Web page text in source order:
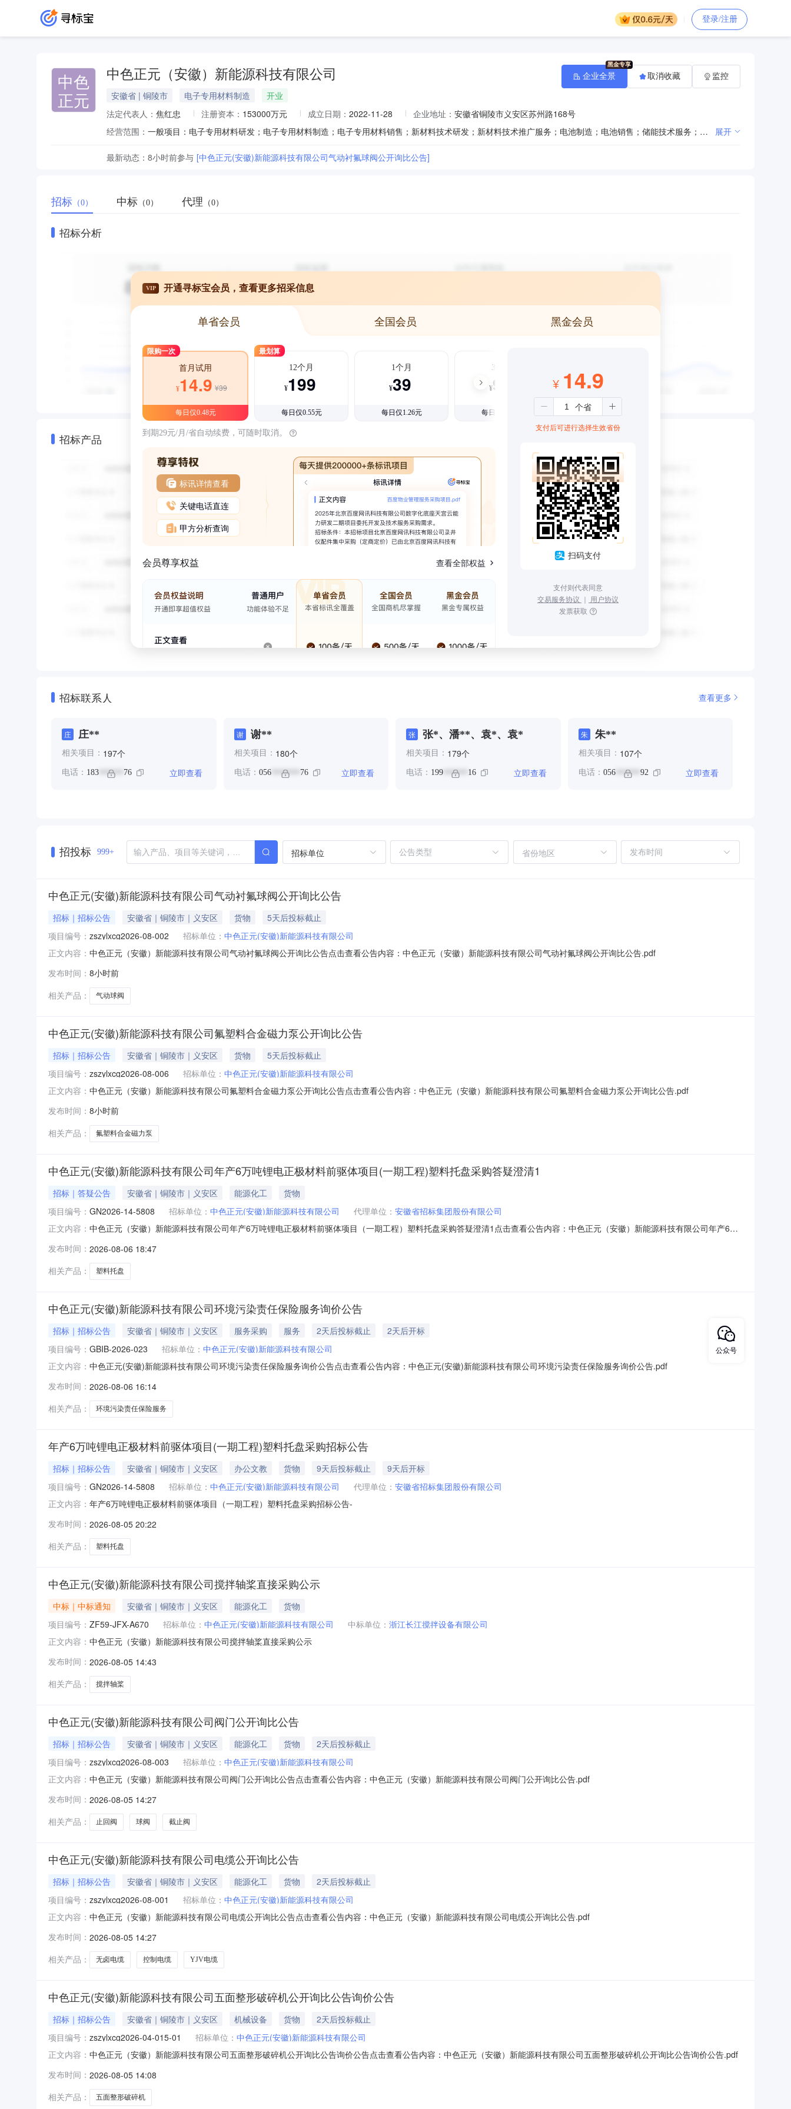
登录/注册
中色
正元
中色正元（安徽）新能源科技有限公司
安徽省 | 铜陵市 电子专用材料制造
开业
法定代表人： 焦红忠 注册资本： 153000万元 成立日期： 2022-11-28 企业地址： 安徽省铜陵市义安区苏州路168号
经营范围：
一般项目：电子专用材料研发；电子专用材料制造；电子专用材料销售；新材料技术研发；新材料技术推广服务；电池制造；电池销售；储能技术服务；技术服务、技术开发、技术咨询、技术交流、技术转让、技术推广；新能源汽车废旧动力蓄电池回收及梯次利用（不含危险废物经营）；基础化学原料制造（不含危险化学品等许可类化学品的制造）；化工产品生产（不含许可类化工产品）；化工产品销售（不含许可类化工产品）；常用有色金属冶炼；高纯元素及化合物销售；技术进出口；货物进出口；供应链管理服务（除许可业务外，可自主依法经营法律法规非禁止或限制的项目）许可项目：新化学物质进口；危险废物经营（依法须经批准的项目，经相关部门批准后方可开展经营活动，具体经营项目以相关部门批准文件或许可证件为准） 展开
最新动态： 8小时前参与 [中色正元(安徽)新能源科技有限公司气动衬氟球阀公开询比公告]
企业全景 取消收藏 监控
招标 （0） 中标 （0） 代理 （0）
招标分析
招标产品
VIP 开通寻标宝会员，查看更多招采信息
单省会员 全国会员 黑金会员
限购一次
首月试用
¥14.9 ¥39
每日仅0.48元
最划算
12个月
¥199
每日仅0.55元
1个月
¥39
每日仅1.26元
3个月
¥99
每日仅1.08元
到期29元/月/省自动续费，可随时取消。
标讯详情查看
关键电话直连
甲方分析查询
会员尊享权益 查看全部权益
¥ 14.9
支付后可进行选择生效省份
扫码支付
支付则代表同意
交易服务协议 ｜ 用户协议
发票获取
招标联系人 查看更多
庄 庄**
相关项目： 197个
电话： 183 ****** 76 立即查看
谢 谢**
相关项目： 180个
电话： 056******* 76 立即查看
张 张*、潘**、袁*、袁*
相关项目： 179个
电话： 199 ****** 16 立即查看
朱 朱**
相关项目： 107个
电话： 056****** 92 立即查看
招投标 999+ 招标单位 省份地区
中色正元(安徽)新能源科技有限公司气动衬氟球阀公开询比公告
招标｜招标公告 安徽省｜铜陵市｜义安区 货物
5天后投标截止
项目编号： zszylxcg2026-08-002 招标单位： 中色正元(安徽)新能源科技有限公司
正文内容： 中色正元（安徽）新能源科技有限公司气动衬氟球阀公开询比公告点击查看公告内容：中色正元（安徽）新能源科技有限公司气动衬氟球阀公开询比公告.pdf
发布时间： 8小时前
相关产品：
气动球阀
中色正元(安徽)新能源科技有限公司氟塑料合金磁力泵公开询比公告
招标｜招标公告 安徽省｜铜陵市｜义安区 货物
5天后投标截止
项目编号： zszylxcg2026-08-006 招标单位： 中色正元(安徽)新能源科技有限公司
正文内容： 中色正元（安徽）新能源科技有限公司氟塑料合金磁力泵公开询比公告点击查看公告内容：中色正元（安徽）新能源科技有限公司氟塑料合金磁力泵公开询比公告.pdf
发布时间： 8小时前
相关产品：
氟塑料合金磁力泵
中色正元(安徽)新能源科技有限公司年产6万吨锂电正极材料前驱体项目(一期工程)塑料托盘采购答疑澄清1
招标｜答疑公告 安徽省｜铜陵市｜义安区 能源化工
货物
项目编号： GN2026-14-5808 招标单位： 中色正元(安徽)新能源科技有限公司 代理单位： 安徽省招标集团股份有限公司
正文内容： 中色正元（安徽）新能源科技有限公司年产6万吨锂电正极材料前驱体项目（一期工程）塑料托盘采购答疑澄清1点击查看公告内容：中色正元（安徽）新能源科技有限公司年产6万
发布时间： 2026-08-06 18:47
相关产品：
塑料托盘
中色正元(安徽)新能源科技有限公司环境污染责任保险服务询价公告
招标｜招标公告 安徽省｜铜陵市｜义安区 服务采购 服务 2天后投标截止
2天后开标
项目编号： GBIB-2026-023 招标单位： 中色正元(安徽)新能源科技有限公司
正文内容： 中色正元(安徽)新能源科技有限公司环境污染责任保险服务询价公告点击查看公告内容：中色正元(安徽)新能源科技有限公司环境污染责任保险服务询价公告.pdf
发布时间： 2026-08-06 16:14
相关产品：
环境污染责任保险服务
年产6万吨锂电正极材料前驱体项目(一期工程)塑料托盘采购招标公告
招标｜招标公告 安徽省｜铜陵市｜义安区 办公文教 货物 9天后投标截止
9天后开标
项目编号： GN2026-14-5808 招标单位： 中色正元(安徽)新能源科技有限公司 代理单位： 安徽省招标集团股份有限公司
正文内容： 年产6万吨锂电正极材料前驱体项目（一期工程）塑料托盘采购招标公告-
发布时间： 2026-08-05 20:22
相关产品：
塑料托盘
中色正元(安徽)新能源科技有限公司搅拌轴桨直接采购公示
中标｜中标通知 安徽省｜铜陵市｜义安区 能源化工
货物
项目编号： ZF59-JFX-A670 招标单位： 中色正元(安徽)新能源科技有限公司 中标单位： 浙江长江搅拌设备有限公司
正文内容： 中色正元（安徽）新能源科技有限公司搅拌轴桨直接采购公示
发布时间： 2026-08-05 14:43
相关产品：
搅拌轴桨
中色正元(安徽)新能源科技有限公司阀门公开询比公告
招标｜招标公告 安徽省｜铜陵市｜义安区 能源化工 货物
2天后投标截止
项目编号： zszylxcg2026-08-003 招标单位： 中色正元(安徽)新能源科技有限公司
正文内容： 中色正元（安徽）新能源科技有限公司阀门公开询比公告点击查看公告内容：中色正元（安徽）新能源科技有限公司阀门公开询比公告.pdf
发布时间： 2026-08-05 14:27
相关产品：
止回阀 球阀 截止阀
中色正元(安徽)新能源科技有限公司电缆公开询比公告
招标｜招标公告 安徽省｜铜陵市｜义安区 能源化工 货物
2天后投标截止
项目编号： zszylxcg2026-08-001 招标单位： 中色正元(安徽)新能源科技有限公司
正文内容： 中色正元（安徽）新能源科技有限公司电缆公开询比公告点击查看公告内容：中色正元（安徽）新能源科技有限公司电缆公开询比公告.pdf
发布时间： 2026-08-05 14:27
相关产品：
无卤电缆 控制电缆 YJV电缆
中色正元(安徽)新能源科技有限公司五面整形破碎机公开询比公告询价公告
招标｜招标公告 安徽省｜铜陵市｜义安区 机械设备 货物
2天后投标截止
项目编号： zszylxcg2026-04-015-01 招标单位： 中色正元(安徽)新能源科技有限公司
正文内容： 中色正元（安徽）新能源科技有限公司五面整形破碎机公开询比公告询价公告点击查看公告内容：中色正元（安徽）新能源科技有限公司五面整形破碎机公开询比公告询价公告.pdf
发布时间： 2026-08-05 14:08
相关产品：
五面整形破碎机
公众号